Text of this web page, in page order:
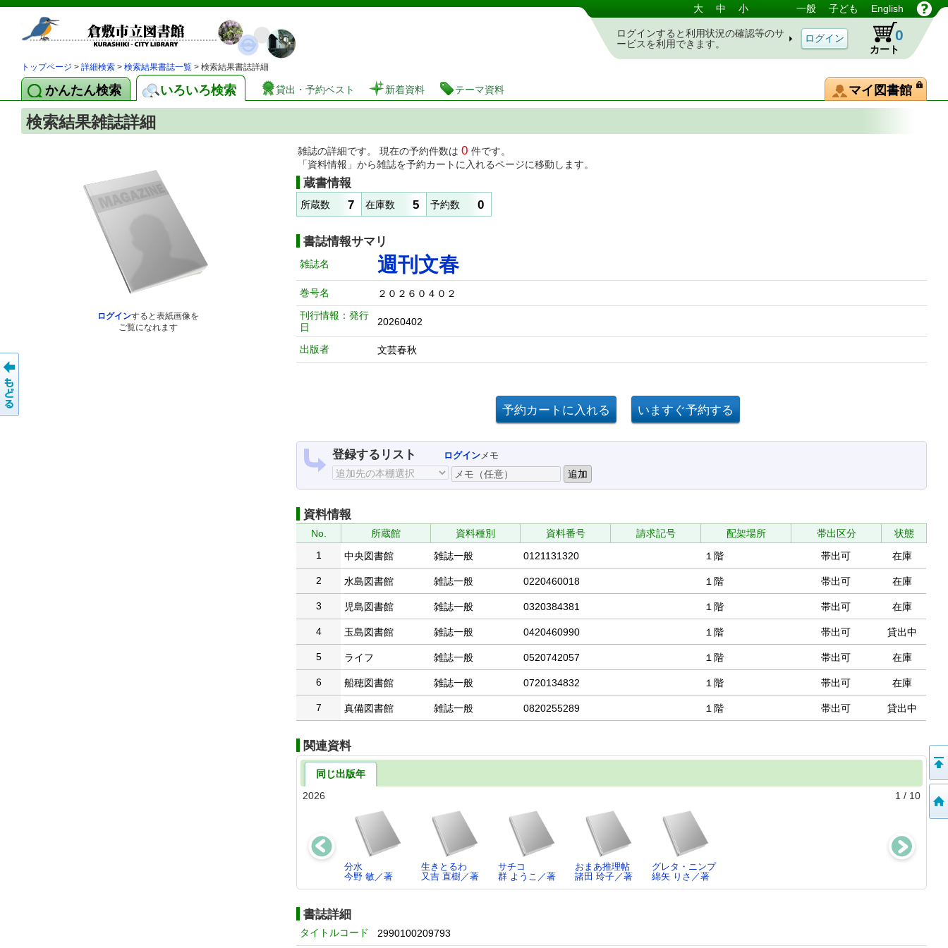
図書館 蔵書検索・予約システム 大 中 小 一般 子ども English
ログインすると利用状況の確認等のサ
ービスを利用できます。
カート
0
トップページ > 詳細検索 > 検索結果書誌一覧 > 検索結果書誌詳細
かんたん検索 いろいろ検索 貸出・予約ベスト 新着資料 テーマ資料 マイ図書館
検索結果雑誌詳細
ログインすると表紙画像を
ご覧になれます
雑誌の詳細です。 現在の予約件数は 0 件です。
「資料情報」から雑誌を予約カートに入れるページに移動します。
蔵書情報
所蔵数 7 在庫数 5 予約数 0
書誌情報サマリ
雑誌名 週刊文春
巻号名
２０２６０４０２
刊行情報：発行
日
20260402
出版者 文芸春秋
登録するリスト ログインメモ
資料情報
No. 所蔵館 資料種別 資料番号 請求記号 配架場所 帯出区分
状態
1
中央図書館 雑誌一般 0121131320 １階 帯出可 在庫
2 水島図書館 雑誌一般 0220460018 １階 帯出可 在庫
3 児島図書館 雑誌一般 0320384381 １階 帯出可 在庫
4 玉島図書館 雑誌一般 0420460990 １階 帯出可 貸出中
5 ライフ 雑誌一般 0520742057 １階 帯出可 在庫
6 船穂図書館 雑誌一般 0720134832 １階 帯出可 在庫
7 真備図書館 雑誌一般 0820255289 １階 帯出可 貸出中
関連資料
同じ出版年
2026
1 / 10
分水
今野 敏／著
生きとるわ
又吉 直樹／著
サチコ
群 ようこ／著
おまあ推理帖
諸田 玲子／著
グレタ・ニンプ
綿矢 りさ／著
カケラ
群 ようこ／
書誌詳細
タイトルコード 2990100209793